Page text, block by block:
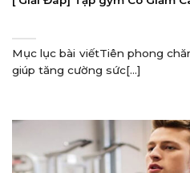
Mục lục bài viếtTiên phong
giúp tăng cường sức[...]